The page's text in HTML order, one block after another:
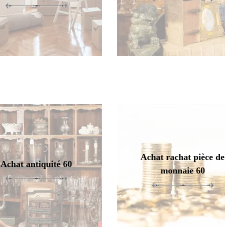
Achat antiquité 60
Achat rachat pièce de
monnaie 60